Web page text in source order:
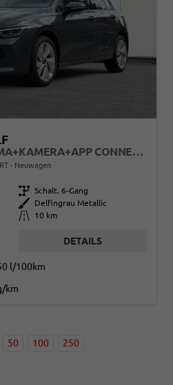
PRIME ACC+SHZ+KLIMA+KAMERA+APP CONNECT+LED+17" ALU
Neuwagen
Getriebe Schalt. 6-Gang
Außenfarbe
Delfingrau Metallic
Kilometerstand 10 km
DETAILS
l/100km
km
50 100 250